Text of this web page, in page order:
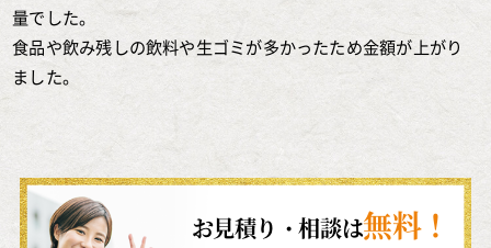
量でした。
食品や飲み残しの飲料や生ゴミが多かったため金額が上がり
ました。
お見積り・相談は無料！